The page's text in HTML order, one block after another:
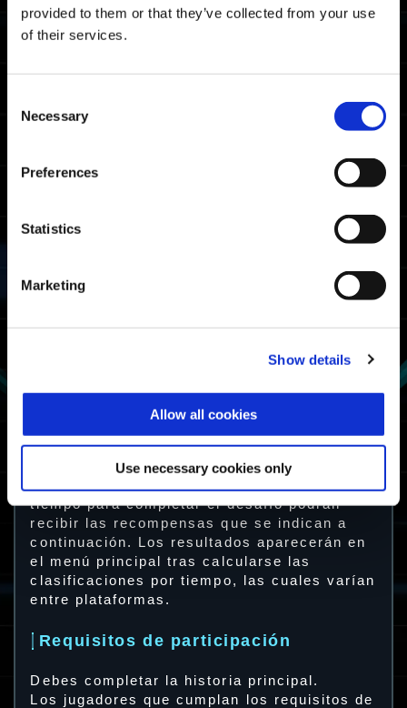
provided to them or that they’ve collected from your use
of their services.
Selection
Necessary
Preferences
Statistics
Marketing
Show details
Allow all cookies
Use necessary cookies only
Recompensas
Debes completar Lucha encarnizada al
Premio
As de la lucha
completar el
lucha
encarnizada al
menos una vez.
de la lucha
Aviso: Los equipos que empleen menos
tiempo para completar el desafío podrán
recibir las recompensas que se indican a
continuación. Los resultados aparecerán en
el menú principal tras calcularse las
clasificaciones por tiempo, las cuales varían
entre plataformas.
Requisitos de participación
Debes completar la historia principal.
Los jugadores que cumplan los requisitos de